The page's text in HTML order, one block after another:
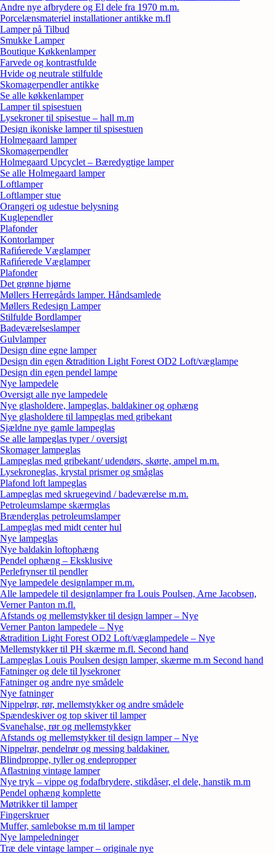
Andre nye afbrydere og El dele fra 1970 m.m.
Porcelænsmateriel installationer antikke m.fl
Lamper på Tilbud
Smukke Lamper
Boutique Køkkenlamper
Farvede og kontrastfulde
Hvide og neutrale stilfulde
Skomagerpendler antikke
Se alle køkkenlamper
Lamper til spisestuen
Lysekroner til spisestue – hall m.m
Design ikoniske lamper til spisestuen
Holmegaard lamper
Skomagerpendler
Holmegaard Upcyclet – Bæredygtige lamper
Se alle Holmegaard lamper
Loftlamper
Loftlamper stue
Orangeri og udestue belysning
Kuglependler
Plafonder
Kontorlamper
Rafińerede Væglamper
Rafińerede Væglamper
Plafonder
Det grønne hjørne
Møllers Herregårds lamper. Håndsamlede
Møllers Redesign Lamper
Stilfulde Bordlamper
Badeværelseslamper
Gulvlamper
Design dine egne lamper
Design din egen &tradition Light Forest OD2 Loft/væglampe
Design din egen pendel lampe
Nye lampedele
Oversigt alle nye lampedele
Nye glasholdere, lampeglas, baldakiner og ophæng
Nye glasholdere til lampeglas med gribekant
Sjældne nye gamle lampeglas
Se alle lampeglas typer / oversigt
Skomager lampeglas
Lampeglas med gribekant/ udendørs, skørte, ampel m.m.
Lysekroneglas, krystal prismer og småglas
Plafond loft lampeglas
Lampeglas med skruegevind / badeværelse m.m.
Petroleumslampe skærmglas
Brænderglas petroleumslamper
Lampeglas med midt center hul
Nye lampeglas
Nye baldakin loftophæng
Pendel ophæng – Eksklusive
Perlefrynser til pendler
Nye lampedele designlamper m.m.
Alle lampedele til designlamper fra Louis Poulsen, Arne Jacobsen,
Verner Panton m.fl.
Afstands og mellemstykker til design lamper – Nye
Verner Panton lampedele – Nye
&tradition Light Forest OD2 Loft/væglampedele – Nye
Mellemstykker til PH skærme m.fl. Second hand
Lampeglas Louis Poulsen design lamper, skærme m.m Second hand
Fatninger og dele til lysekroner
Fatninger og andre nye smådele
Nye fatninger
Nippelrør, rør, mellemstykker og andre smådele
Spændeskiver og top skiver til lamper
Svanehalse, rør og mellemstykker
Afstands og mellemstykker til design lamper – Nye
Nippelrør, pendelrør og messing baldakiner.
Blindproppe, tyller og endepropper
Aflastning vintage lamper
Nye tryk – vippe og fodafbrydere, stikdåser, el dele, hanstik m.m
Pendel ophæng komplette
Møtrikker til lamper
Fingerskruer
Muffer, samlebokse m.m til lamper
Nye lampeledninger
Træ dele vintage lamper – originale nye